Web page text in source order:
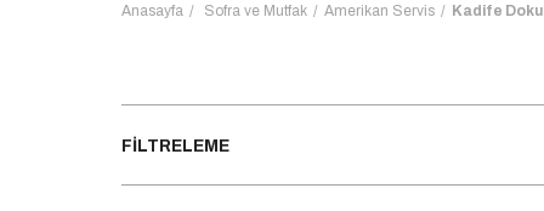
Anasayfa Sofra ve Mutfak Amerikan Servis Kadife
FILTRELEME